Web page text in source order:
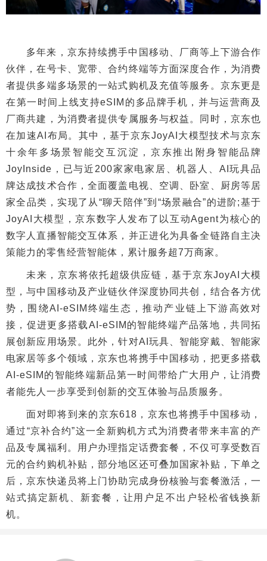
多年来，京东持续携手中国移动、厂商等上下游合作
伙伴，在号卡、宽带、合约终端等方面深度合作，为消费
者提供多端多场景的一站式购机及充值等服务。京东更是
在第一时间上线支持eSIM的多品牌手机，并与运营商及
厂商共建，为消费者提供专属服务与权益。同时，京东也
在加速AI布局。其中，基于京东JoyAI大模型技术与京东
十余年多场景智能交互沉淀，京东推出附身智能品牌
JoyInside，已与近200家家电家居、机器人、AI玩具品
牌达成技术合作，全面覆盖电视、空调、卧室、厨房等居
家全品类，实现了从“聊天陪伴”到“场景融合”的进阶;基于
JoyAI大模型，京东数字人发布了以互动Agent为核心的
数字人直播智能交互体系，并正进化为具备全链路自主决
策能力的零售经营智能体，累计服务超7万商家。
未来，京东将依托超级供应链，基于京东JoyAI大模
型，与中国移动及产业链伙伴深度协同共创，结合各方优
势，围绕AI-eSIM终端生态，推动产业链上下游高效对
接，促进更多搭载AI-eSIM的智能终端产品落地，共同拓
展创新应用场景。此外，针对AI玩具、智能穿戴、智能家
电家居等多个领域，京东也将携手中国移动，把更多搭载
AI-eSIM的智能终端新品第一时间带给广大用户，让消费
者能先人一步享受到创新的交互体验与品质服务。
面对即将到来的京东618，京东也将携手中国移动，
通过“京补合约”这一全新购机方式为消费者带来丰富的产
品及专属福利。用户办理指定话费套餐，不仅可享受数百
元的合约购机补贴，部分地区还可叠加国家补贴，下单之
后，京东快递员将上门协助完成身份核验与套餐激活，一
站式搞定新机、新套餐，让用户足不出户轻松省钱换新
机。